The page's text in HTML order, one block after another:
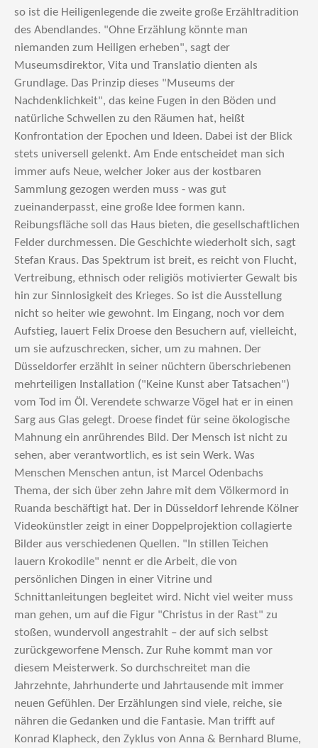
so ist die Heiligenlegende die zweite große Erzähltradition
des Abendlandes. "Ohne Erzählung könnte man
niemanden zum Heiligen erheben", sagt der
Museumsdirektor, Vita und Translatio dienten als
Grundlage. Das Prinzip dieses "Museums der
Nachdenklichkeit", das keine Fugen in den Böden und
natürliche Schwellen zu den Räumen hat, heißt
Konfrontation der Epochen und Ideen. Dabei ist der Blick
stets universell gelenkt. Am Ende entscheidet man sich
immer aufs Neue, welcher Joker aus der kostbaren
Sammlung gezogen werden muss - was gut
zueinanderpasst, eine große Idee formen kann.
Reibungsfläche soll das Haus bieten, die gesellschaftlichen
Felder durchmessen. Die Geschichte wiederholt sich, sagt
Stefan Kraus. Das Spektrum ist breit, es reicht von Flucht,
Vertreibung, ethnisch oder religiös motivierter Gewalt bis
hin zur Sinnlosigkeit des Krieges. So ist die Ausstellung
nicht so heiter wie gewohnt. Im Eingang, noch vor dem
Aufstieg, lauert Felix Droese den Besuchern auf, vielleicht,
um sie aufzuschrecken, sicher, um zu mahnen. Der
Düsseldorfer erzählt in seiner nüchtern überschriebenen
mehrteiligen Installation ("Keine Kunst aber Tatsachen")
vom Tod im Öl. Verendete schwarze Vögel hat er in einen
Sarg aus Glas gelegt. Droese findet für seine ökologische
Mahnung ein anrührendes Bild. Der Mensch ist nicht zu
sehen, aber verantwortlich, es ist sein Werk. Was
Menschen Menschen antun, ist Marcel Odenbachs
Thema, der sich über zehn Jahre mit dem Völkermord in
Ruanda beschäftigt hat. Der in Düsseldorf lehrende Kölner
Videokünstler zeigt in einer Doppelprojektion collagierte
Bilder aus verschiedenen Quellen. "In stillen Teichen
lauern Krokodile" nennt er die Arbeit, die von
persönlichen Dingen in einer Vitrine und
Schnittanleitungen begleitet wird. Nicht viel weiter muss
man gehen, um auf die Figur "Christus in der Rast" zu
stoßen, wundervoll angestrahlt – der auf sich selbst
zurückgeworfene Mensch. Zur Ruhe kommt man vor
diesem Meisterwerk. So durchschreitet man die
Jahrzehnte, Jahrhunderte und Jahrtausende mit immer
neuen Gefühlen. Der Erzählungen sind viele, reiche, sie
nähren die Gedanken und die Fantasie. Man trifft auf
Konrad Klapheck, den Zyklus von Anna & Bernhard Blume,